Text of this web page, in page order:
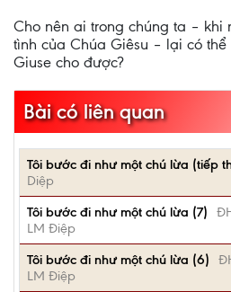
Cho nên ai trong chúng ta – khi
tình của Chúa Giêsu – lại có
Giuse cho được?
Bài có liên quan
Tôi bước đi như một chú lừa (tiếp
Diệp
Tôi bước đi như một chú lừa (7)
LM Điệp
Tôi bước đi như một chú lừa (6)
LM Điệp